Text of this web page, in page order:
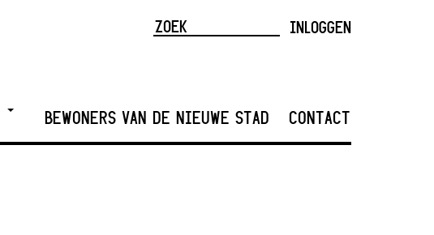
INLOGGEN
BEWONERS VAN DE NIEUWE STAD CONTACT